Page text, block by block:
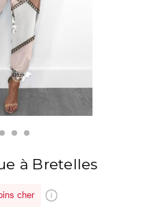
à Bretelles
cher